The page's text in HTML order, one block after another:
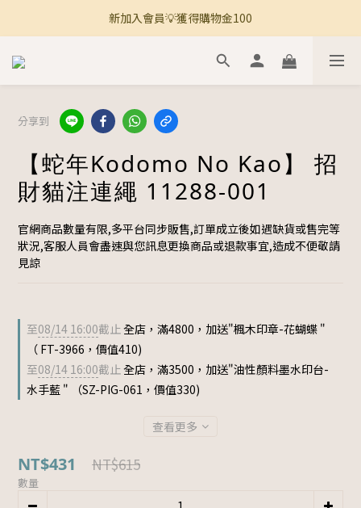
🚚 全館滿800免運 🚚
新加入會員💡獲得購物金100
🚚 全館滿800免運 🚚
分享到
【蛇年Kodomo No Kao】 招
財貓注連繩 11288-001
官網商品數量有限,多平台同步販售,訂單成立後如遇缺貨或售完等
狀況,客服人員會盡速與您訊息更換商品或退款事宜,造成不便敬請
見諒
至08/14 16:00截止全店，滿4800，加送"楓木印章-花蝴蝶 "
（ FT-3966，價值410)
至08/14 16:00截止全店，滿3500，加送"油性顏料墨水印台-
水手藍 " （SZ-PIG-061，價值330)
查看更多
NT$431 NT$615
數量